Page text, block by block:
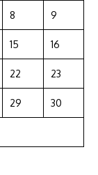
8 9
15 16
22 23
29 30